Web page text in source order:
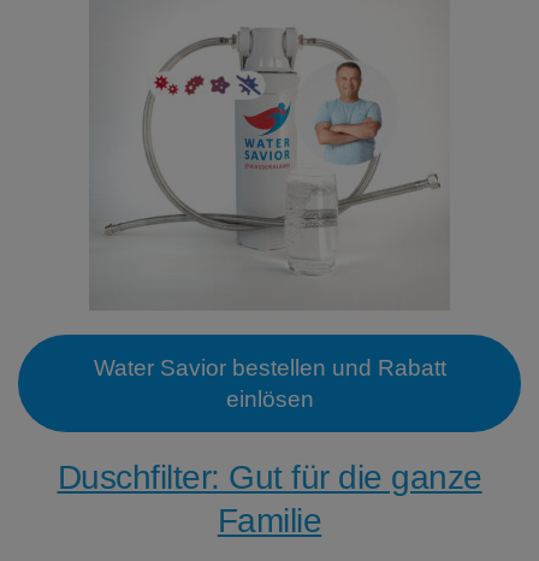
Water Savior bestellen und Rabatt
einlösen
Duschfilter: Gut für die ganze
Familie